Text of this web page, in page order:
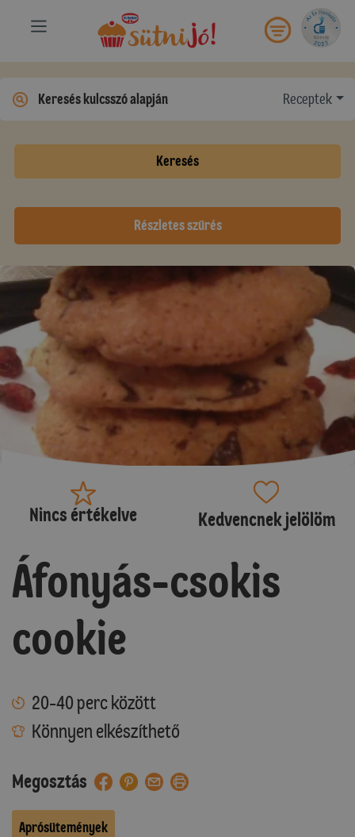
Receptek
Keresés
Részletes szűrés
Nincs értékelve Kedvencnek jelölöm
Áfonyás-csokis
cookie
20-40 perc között
Könnyen elkészíthető
Megosztás
Aprósütemények